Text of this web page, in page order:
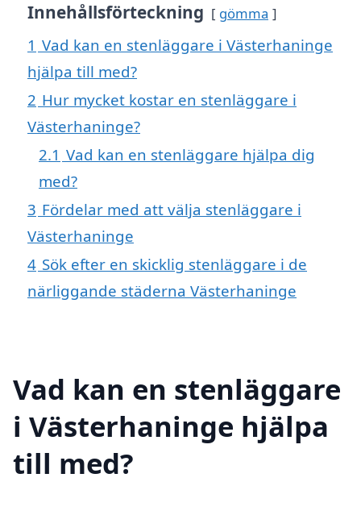
Innehållsförteckning gömma
1 Vad kan en stenläggare i Västerhaninge
hjälpa till med?
2 Hur mycket kostar en stenläggare i
Västerhaninge?
2.1 Vad kan en stenläggare hjälpa dig
med?
3 Fördelar med att välja stenläggare i
Västerhaninge
4 Sök efter en skicklig stenläggare i de
närliggande städerna Västerhaninge
Vad kan en stenläggare
i Västerhaninge hjälpa
till med?